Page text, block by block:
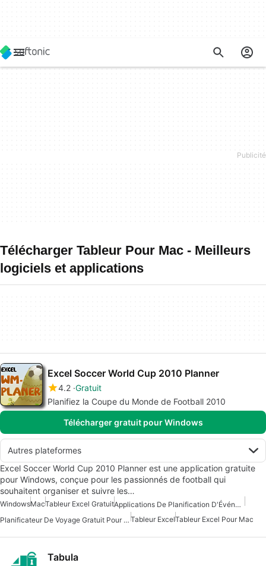
Télécharger Tableur Pour Mac - Meilleurs
logiciels et applications
Excel Soccer World Cup 2010 Planner
4.2 Gratuit
Planifiez la Coupe du Monde de Football 2010
Télécharger gratuit pour Windows
Autres plateformes
Excel Soccer World Cup 2010 Planner est une application gratuite
pour Windows, conçue pour les passionnés de football qui
souhaitent organiser et suivre les…
WindowsMacTableur Excel Gratuit
Applications De Planification D'Événements
Planificateur De Voyage Gratuit Pour Mac Tableur ExcelTableur Excel Pour Mac
Tabula